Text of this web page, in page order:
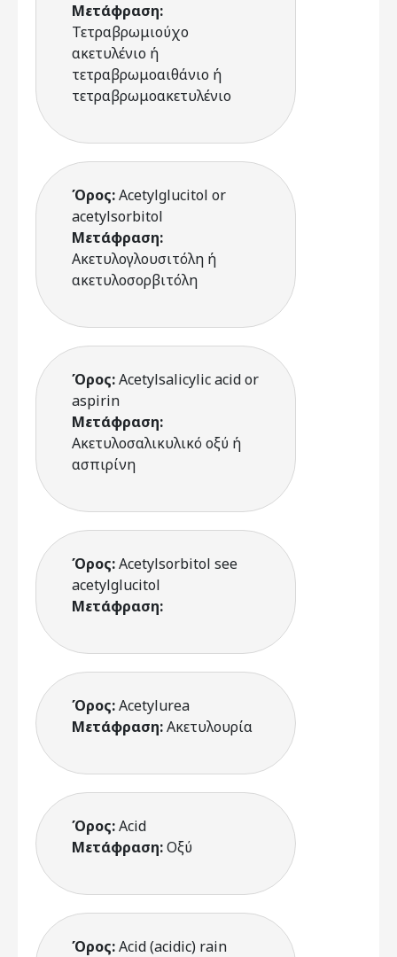
Μετάφραση:
Τετραβρωμιούχο
ακετυλένιο ή
τετραβρωμοαιθάνιο ή
τετραβρωμοακετυλένιο
Όρος:Acetylglucitol or
acetylsorbitol
Μετάφραση:
Ακετυλογλουσιτόλη ή
ακετυλοσορβιτόλη
Όρος:Acetylsalicylic acid or
aspirin
Μετάφραση:
Ακετυλοσαλικυλικό οξύ ή
ασπιρίνη
Όρος:Acetylsorbitol see
acetylglucitol
Μετάφραση:
Όρος:Acetylurea
Μετάφραση:Ακετυλουρία
Όρος:Acid
Μετάφραση:Οξύ
Όρος:Acid (acidic) rain